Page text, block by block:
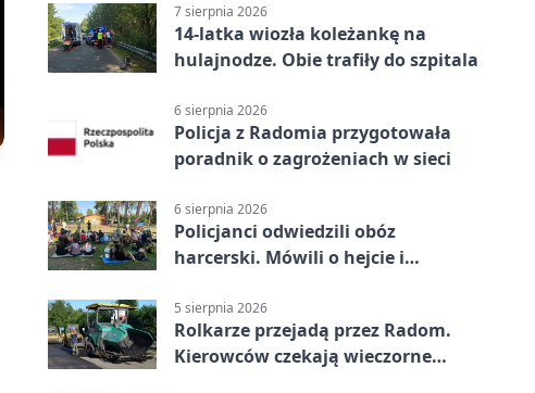
7 sierpnia 2026
14-latka wiozła koleżankę na
hulajnodze. Obie trafiły do szpitala
6 sierpnia 2026
Policja z Radomia przygotowała
poradnik o zagrożeniach w sieci
6 sierpnia 2026
Policjanci odwiedzili obóz
harcerski. Mówili o hejcie i
5 sierpnia 2026
Rolkarze przejadą przez Radom.
Kierowców czekają wieczorne